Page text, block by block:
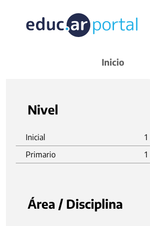
Inicio
Nivel
Inicial
1
Primario
1
Área / Disciplina